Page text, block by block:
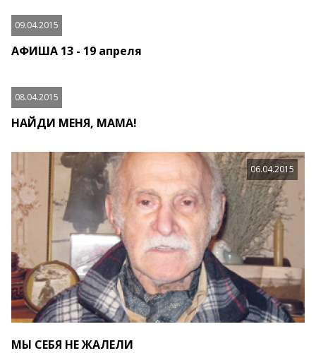
09.04.2015
АФИША 13 - 19 апреля
08.04.2015
НАЙДИ МЕНЯ, МАМА!
06.04.2015
МЫ СЕБЯ НЕ ЖАЛЕЛИ